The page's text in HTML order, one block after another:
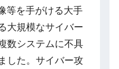
等を手がける大手
大規模なサイバー
数システムに不具
した。サイバー攻